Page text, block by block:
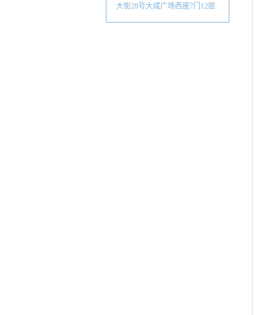
大街28号大成广场西座7门12层